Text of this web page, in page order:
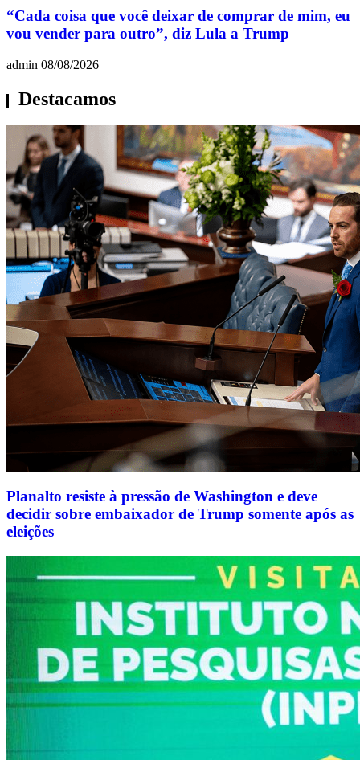
“Cada coisa que você deixar de comprar de mim, eu
vou vender para outro”, diz Lula a Trump
admin 08/08/2026
Destacamos
Planalto resiste à pressão de Washington e deve
decidir sobre embaixador de Trump somente após as
eleições